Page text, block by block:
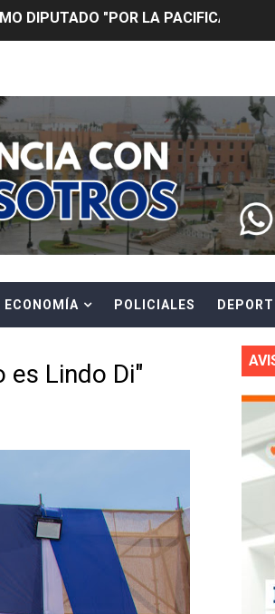
DEL PROGRAMA
DE GESTIÓN RECUPERARÁ LAS
NO RESPETARSE LAS
o telefonía solo toma un día hábil
la cobertura móvil de tu
FACILIDADES DE PAGO PARA
con escolares y padres de
tope de 7 líneas móviles de
tras emergencia por terremotos
seguridad y facilitar proyecto
en el Perú
A TRUJILLO Y VIRÚ DE "EL NIÑO"
el esfuerzo del maestro de obra
ECONOMÍA POLICIALES
es Lindo Di"